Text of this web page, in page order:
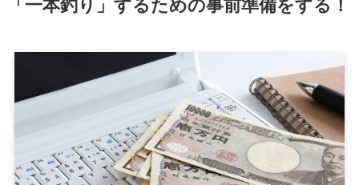
「一本釣り」するための事前準備をする！